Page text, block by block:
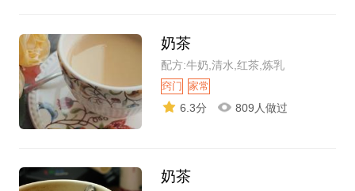
奶茶
配方:牛奶,清水,红茶,炼乳
窍门 家常
6.3分 809人做过
奶茶